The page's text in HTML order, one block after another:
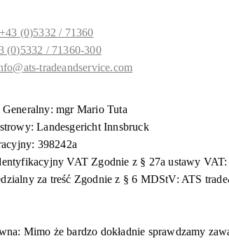
+43 (0)5332 / 71360
(0)5332 / 71360-300
tradeandservice.com
mgr Mario Tuta
Landesgericht Innsbruck
398242a
VAT Zgodnie z § 27a ustawy
za treść Zgodnie z § 6 MDStV: ATS
Mimo że bardzo dokładnie sprawdzamy